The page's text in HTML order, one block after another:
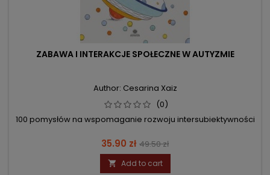
ZABAWA I INTERAKCJE SPOŁECZNE W AUTYZMIE
Author: Cesarina Xaiz
(0)
100 pomysłów na wspomaganie rozwoju intersubiektywności
Price
35.90 zł Regular
price
49.50 zł
 Add to cart